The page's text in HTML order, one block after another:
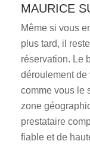
MAURICE
Même si vous
plus tard, il
réservation. Le
déroulement de
comme vous le
zone
prestataire
fiable et de